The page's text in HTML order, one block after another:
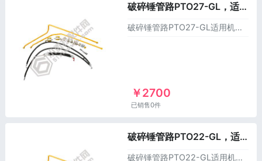
破碎锤管路PTO27-GL，适用于洋马挖掘机
破碎锤管路PTO27-GL适用机型：洋马VIO27-6挖掘机以上价格不含运费。
￥2700
已销售0件
破碎锤管路PTO22-GL，适用于洋马挖掘机
破碎锤管路PTO22-GL适用机型：洋马VIO22-6挖掘机以上价格不含运费。